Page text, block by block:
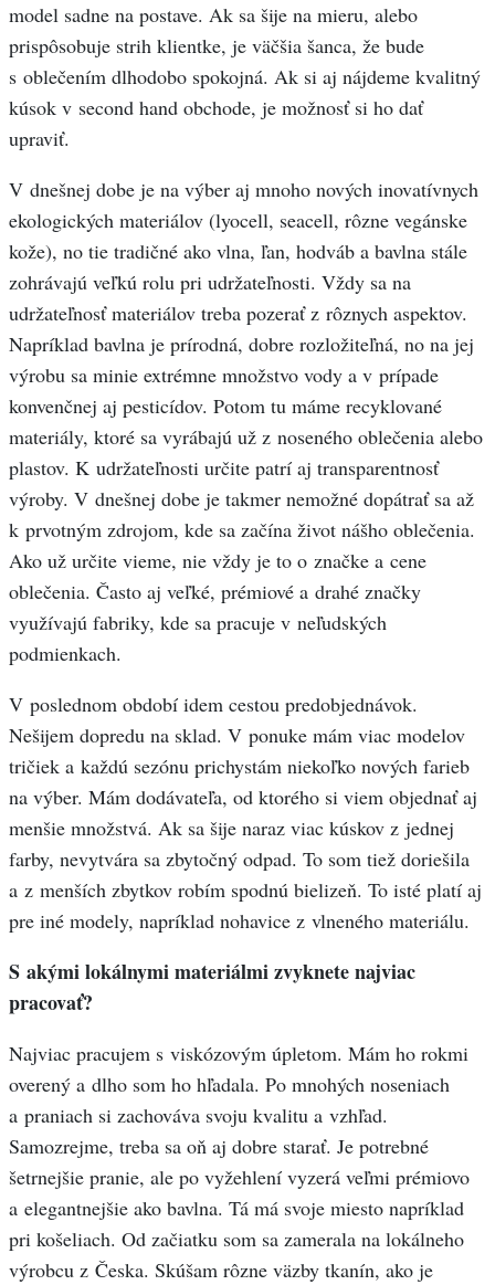
model sadne na postave. Ak sa šije na mieru, alebo
prispôsobuje strih klientke, je väčšia šanca, že bude
s oblečením dlhodobo spokojná. Ak si aj nájdeme kvalitný
kúsok v second hand obchode, je možnosť si ho dať
upraviť.
V dnešnej dobe je na výber aj mnoho nových inovatívnych
ekologických materiálov (lyocell, seacell, rôzne vegánske
kože), no tie tradičné ako vlna, ľan, hodváb a bavlna stále
zohrávajú veľkú rolu pri udržateľnosti. Vždy sa na
udržateľnosť materiálov treba pozerať z rôznych aspektov.
Napríklad bavlna je prírodná, dobre rozložiteľná, no na jej
výrobu sa minie extrémne množstvo vody a v prípade
konvenčnej aj pesticídov. Potom tu máme recyklované
materiály, ktoré sa vyrábajú už z noseného oblečenia alebo
plastov. K udržateľnosti určite patrí aj transparentnosť
výroby. V dnešnej dobe je takmer nemožné dopátrať sa až
k prvotným zdrojom, kde sa začína život nášho oblečenia.
Ako už určite vieme, nie vždy je to o značke a cene
oblečenia. Často aj veľké, prémiové a drahé značky
využívajú fabriky, kde sa pracuje v neľudských
podmienkach.
V poslednom období idem cestou predobjednávok.
Nešijem dopredu na sklad. V ponuke mám viac modelov
tričiek a každú sezónu prichystám niekoľko nových farieb
na výber. Mám dodávateľa, od ktorého si viem objednať aj
menšie množstvá. Ak sa šije naraz viac kúskov z jednej
farby, nevytvára sa zbytočný odpad. To som tiež doriešila
a z menších zbytkov robím spodnú bielizeň. To isté platí aj
pre iné modely, napríklad nohavice z vlneného materiálu.
S akými lokálnymi materiálmi zvyknete najviac
pracovať?
Najviac pracujem s viskózovým úpletom. Mám ho rokmi
overený a dlho som ho hľadala. Po mnohých noseniach
a praniach si zachováva svoju kvalitu a vzhľad.
Samozrejme, treba sa oň aj dobre starať. Je potrebné
šetrnejšie pranie, ale po vyžehlení vyzerá veľmi prémiovo
a elegantnejšie ako bavlna. Tá má svoje miesto napríklad
pri košeliach. Od začiatku som sa zamerala na lokálneho
výrobcu z Česka. Skúšam rôzne väzby tkanín, ako je